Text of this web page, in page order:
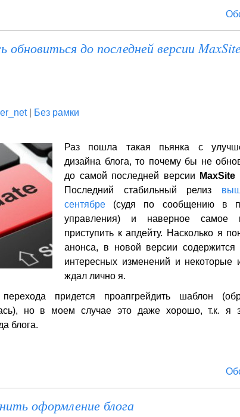
до последней версии MaxSite
|
Без рамки
Раз пошла такая пьянка с
дизайна блога, то почему бы не
до самой последней версии
MaxSite
Последний стабильный релиз
сентябре (судя по сообщению в
управления) и наверное самое
приступить к апдейту. Насколько я
анонса, в новой версии содержится
интересных изменений и некоторые
ждал лично я.
придется проапгрейдить шаблон
но в моем случае это даже хорошо, т.к. я
блога.
оформление блога